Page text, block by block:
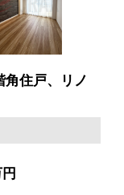
住戸、リノ